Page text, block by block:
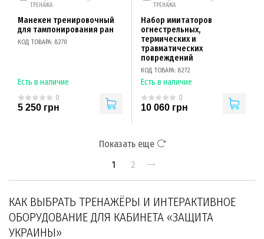
ТРЕНАЖА
Манекен тренировочный
для тампонирования ран
КОД ТОВАРА: 8270
Есть в наличие
0
5 250 грн
ТРЕНАЖА
Набор имитаторов
огнестрельных,
термических и
травматических
повреждений
КОД ТОВАРА: 8272
Есть в наличие
0
10 060 грн
1 2
Показать еще
КАК ВЫБРАТЬ ТРЕНАЖЁРЫ И ИНТЕРАКТИВНОЕ
ОБОРУДОВАНИЕ ДЛЯ КАБИНЕТА «ЗАЩИТА
УКРАИНЫ»